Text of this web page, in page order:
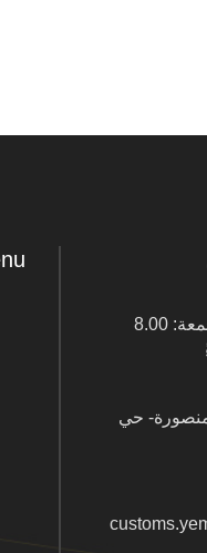
من الإثنين إلى الجمعة: 8.00
حي